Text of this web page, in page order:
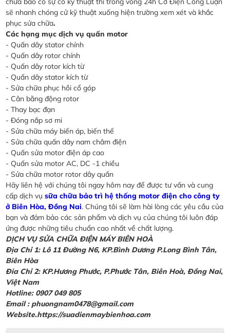
sẽ nhanh chóng cử kỹ thuật xuống hiện trường xem xét và khắc
phục sửa chữa.
Các hạng mục dịch vụ quấn motor
- Quấn dây stator chính
- Quấn dây rotor chính
- Quấn dây rotor kích từ
- Quấn dây stator kích từ
- Sửa chữa phục hồi cổ góp
- Cân bằng động rotor
- Thay bạc đạn
- Đóng nắp sơ mi
- Sửa chữa máy biến áp, biến thế
- Sửa chữa quấn dây nam châm điện
- Quấn sửa motor điện áp cao
- Quấn sửa motor AC, DC -1 chiều
- Sửa chữa motor rotor dây quấn
Hãy liên hệ với chúng tôi ngay hôm nay để được tư vấn và cung
cấp dịch vụ sữa chữa bảo trì hệ thống motor điện cho công ty
ở Biên Hòa, Đồng Nai. Chúng tôi sẽ làm hài lòng các yêu cầu của
bạn và đảm bảo các sản phẩm và dịch vụ của chúng tôi luôn đáp
ứng được những tiêu chuẩn cao nhất về chất lượng.
DỊCH VỤ SỬA CHỮA ĐIỆN MÁY BIÊN HOÀ
Địa Chỉ 1: Lô 11 Đường N6, KP.Bình Dương P.Long Bình Tân,
Biên Hòa
Đia Chỉ 2: KP.Hương Phước, P.Phước Tân, Biên Hoà, Đồng Nai,
Việt Nam
Hotline: 0907 049 805
Email : phuongnam0478@gmail.com
Website.https://suadienmaybienhoa.com